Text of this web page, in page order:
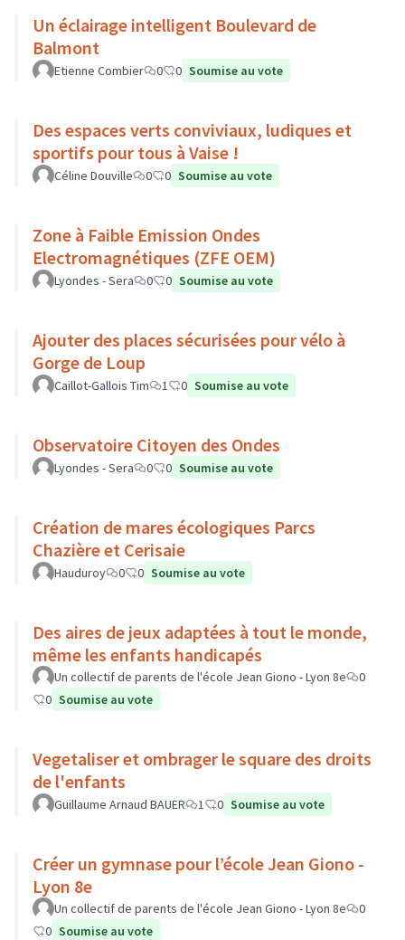
Un éclairage intelligent Boulevard de
Balmont
Etienne Combier 0 0 Soumise au vote
Des espaces verts conviviaux, ludiques et
sportifs pour tous à Vaise !
Céline Douville 0 0 Soumise au vote
Zone à Faible Emission Ondes
Electromagnétiques (ZFE OEM)
Lyondes - Sera 0 0 Soumise au vote
Ajouter des places sécurisées pour vélo à
Gorge de Loup
Caillot-Gallois Tim 1 0 Soumise au vote
Observatoire Citoyen des Ondes
Lyondes - Sera 0 0 Soumise au vote
Création de mares écologiques Parcs
Chazière et Cerisaie
Hauduroy 0 0 Soumise au vote
Des aires de jeux adaptées à tout le monde,
même les enfants handicapés
Un collectif de parents de l'école Jean Giono - Lyon 8e
0
0 Soumise au vote
Vegetaliser et ombrager le square des droits
de l'enfants
Guillaume Arnaud BAUER 1 0 Soumise au vote
Créer un gymnase pour l’école Jean Giono -
Lyon 8e
Un collectif de parents de l'école Jean Giono - Lyon 8e
0
0 Soumise au vote